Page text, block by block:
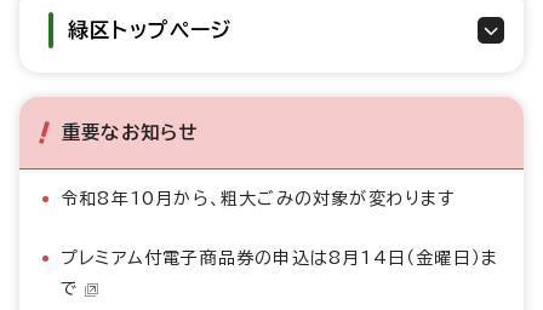
緑区トップページ
重要なお知らせ
令和8年10月から、粗大ごみの対象が変わります
プレミアム付電子商品券の申込は8月14日（金曜日）ま
で